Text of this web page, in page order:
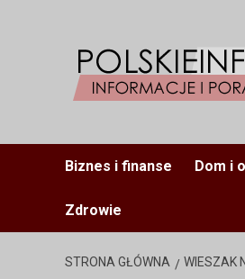
Biznes i finanse Dom i
Zdrowie
STRONA GŁÓWNA WIESZAK